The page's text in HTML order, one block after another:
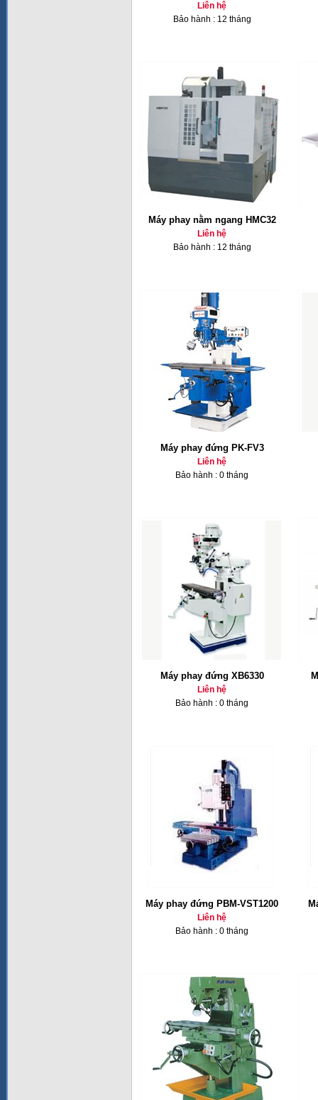
Liên hệ
Bảo hành : 12 tháng
Máy phay nằm ngang HMC32
Liên hệ
Bảo hành : 12 tháng
Máy phay đứng PK-FV3
Liên hệ
Bảo hành : 0 tháng
Máy phay đứng XB6330
Liên hệ
Bảo hành : 0 tháng
Máy phay đứng PBM-VST1200
Liên hệ
Bảo hành : 0 tháng